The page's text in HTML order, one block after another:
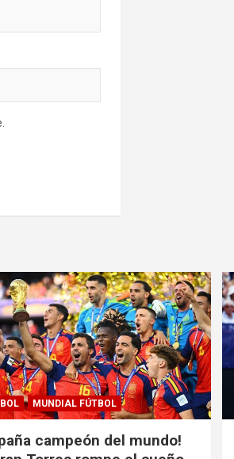
MUNDIAL FÚTBOL
campeón del mundo!